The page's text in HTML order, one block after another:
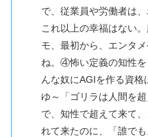
で、従業員や労働者は
これ以上の幸福はない
モ、最初から、エンタ
ね。④怖い定義の知性
んな奴にAGIを作る資
ゆ～「ゴリラは人間を
で、知性で超えて来て
れて来たのに、「誰で